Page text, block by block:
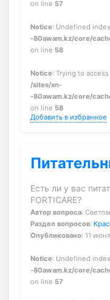
on line 57
Notice: Undefined
-80awam.kz/core/
on line 58
Notice: Trying to
/sites/xn-
-80awam.kz/core/
on line 58
Добавить в избранное
Есть ли у вас
FORTICARE?
Автор вопроса:
Раздел вопросов:
Опубликовано: 11
Notice: Undefined
-80awam.kz/core/
on line 57